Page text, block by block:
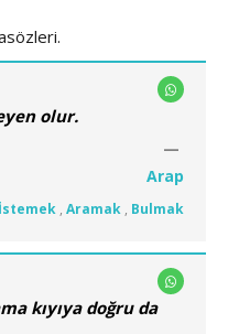
olur.
Arap
İstemek , Aramak , Bulmak
kıyıya doğru da